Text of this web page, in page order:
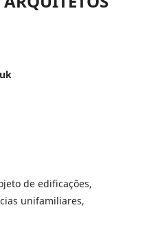
de edificações,
unifamiliares,